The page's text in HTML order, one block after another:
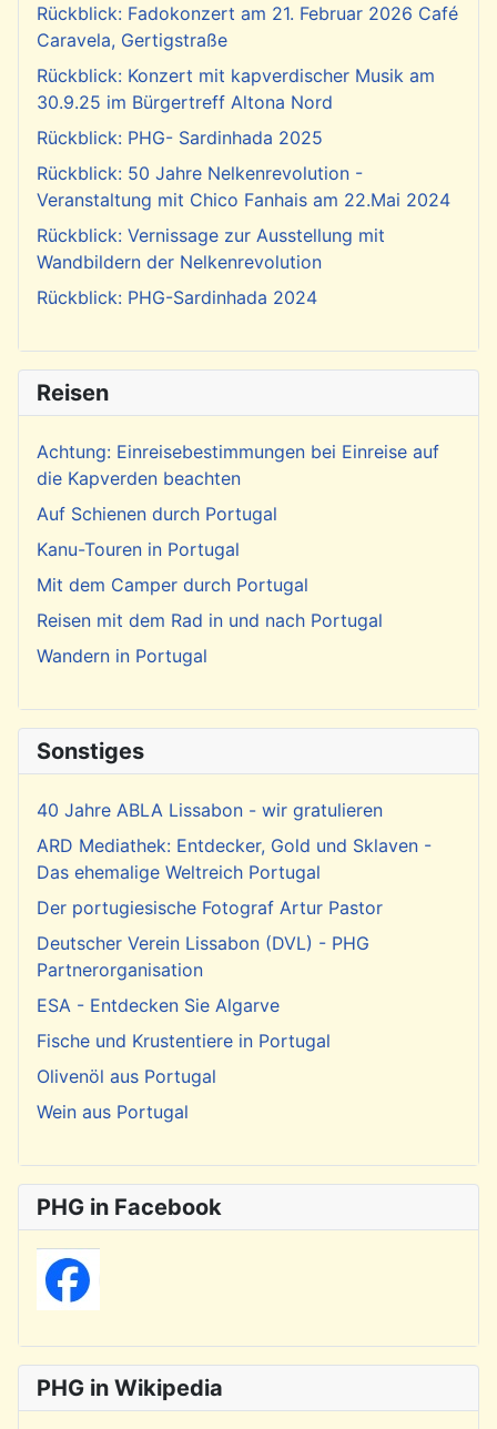
Rückblick: Fadokonzert am 21. Februar 2026 Café
Caravela, Gertigstraße
Rückblick: Konzert mit kapverdischer Musik am
30.9.25 im Bürgertreff Altona Nord
Rückblick: PHG- Sardinhada 2025
Rückblick: 50 Jahre Nelkenrevolution -
Veranstaltung mit Chico Fanhais am 22.Mai 2024
Rückblick: Vernissage zur Ausstellung mit
Wandbildern der Nelkenrevolution
Rückblick: PHG-Sardinhada 2024
Reisen
Achtung: Einreisebestimmungen bei Einreise auf
die Kapverden beachten
Auf Schienen durch Portugal
Kanu-Touren in Portugal
Mit dem Camper durch Portugal
Reisen mit dem Rad in und nach Portugal
Wandern in Portugal
Sonstiges
40 Jahre ABLA Lissabon - wir gratulieren
ARD Mediathek: Entdecker, Gold und Sklaven -
Das ehemalige Weltreich Portugal
Der portugiesische Fotograf Artur Pastor
Deutscher Verein Lissabon (DVL) - PHG
Partnerorganisation
ESA - Entdecken Sie Algarve
Fische und Krustentiere in Portugal
Olivenöl aus Portugal
Wein aus Portugal
PHG in Facebook
PHG in Wikipedia